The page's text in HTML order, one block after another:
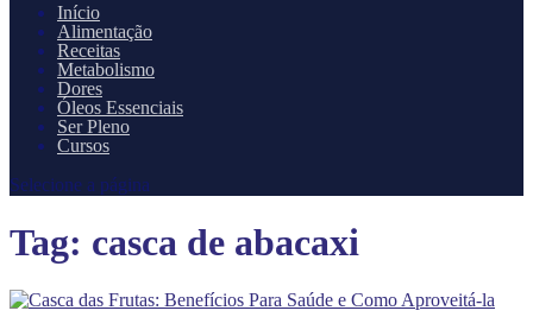
Início
Alimentação
Receitas
Metabolismo
Dores
Óleos Essenciais
Ser Pleno
Cursos
Selecione a página
Tag: casca de abacaxi